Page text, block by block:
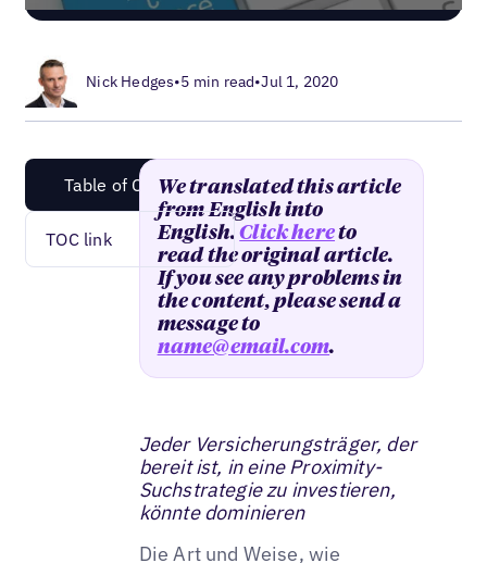
Nick Hedges•5 min read•Jul 1, 2020
Table of Content
TOC link
We translated this article
from English into
English.Click hereto
read the original article.
If you see any problems in
the content, please send a
message to
name@email.com.
Jeder Versicherungsträger, der
bereit ist, in eine Proximity-
Suchstrategie zu investieren,
könnte dominieren
Die Art und Weise, wie